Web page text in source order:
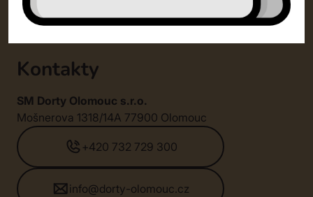
Kontakty
SM Dorty Olomouc s.r.o.
Mošnerova 1318/14A 77900 Olomouc
+420 732 729 300
info@dorty-olomouc.cz